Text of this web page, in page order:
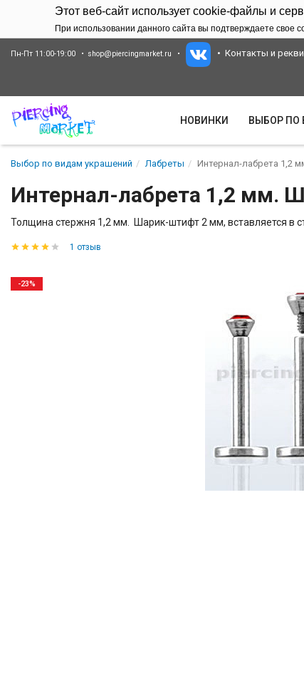
Этот веб-сайт использует cookie-файлы и
При использовании данного сайта вы подтверждаете свое
Пн-Пт 11:00-19:00 shop@piercingmarket.ru Контакты и
НОВИНКИ ВЫБОР ПО
Выбор по видам украшений Лабреты Интернал-лабрета 1,2
Интернал-лабрета 1,2 мм.
Толщина стержня 1,2 мм. Шарик-штифт 2 мм, вставляется в
1 отзыв
-23%